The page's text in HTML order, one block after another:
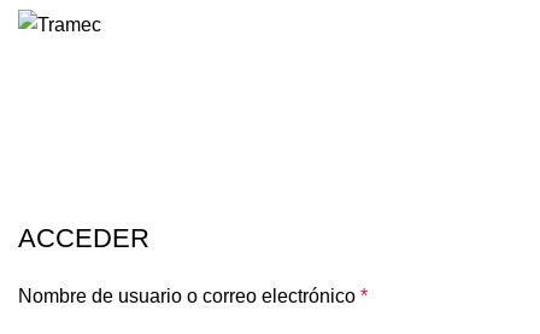
ACCEDER
Nombre de usuario o correo electrónico *